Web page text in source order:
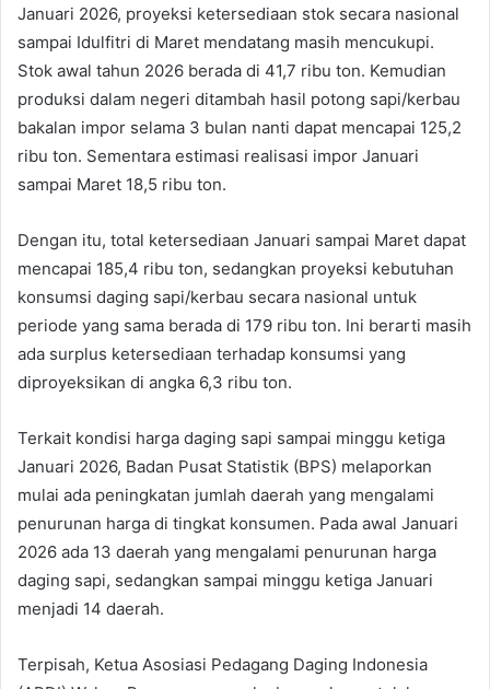
Januari 2026, proyeksi ketersediaan stok secara nasional
sampai Idulfitri di Maret mendatang masih mencukupi.
Stok awal tahun 2026 berada di 41,7 ribu ton. Kemudian
produksi dalam negeri ditambah hasil potong sapi/kerbau
bakalan impor selama 3 bulan nanti dapat mencapai 125,2
ribu ton. Sementara estimasi realisasi impor Januari
sampai Maret 18,5 ribu ton.
Dengan itu, total ketersediaan Januari sampai Maret dapat
mencapai 185,4 ribu ton, sedangkan proyeksi kebutuhan
konsumsi daging sapi/kerbau secara nasional untuk
periode yang sama berada di 179 ribu ton. Ini berarti masih
ada surplus ketersediaan terhadap konsumsi yang
diproyeksikan di angka 6,3 ribu ton.
Terkait kondisi harga daging sapi sampai minggu ketiga
Januari 2026, Badan Pusat Statistik (BPS) melaporkan
mulai ada peningkatan jumlah daerah yang mengalami
penurunan harga di tingkat konsumen. Pada awal Januari
2026 ada 13 daerah yang mengalami penurunan harga
daging sapi, sedangkan sampai minggu ketiga Januari
menjadi 14 daerah.
Terpisah, Ketua Asosiasi Pedagang Daging Indonesia